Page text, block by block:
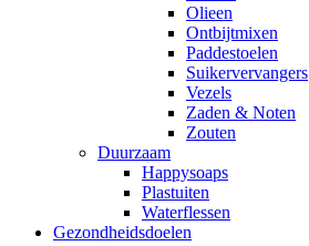
Olieen
Ontbijtmixen
Paddestoelen
Suikervervangers
Vezels
Zaden & Noten
Zouten
Duurzaam
Happysoaps
Plastuiten
Waterflessen
Gezondheidsdoelen